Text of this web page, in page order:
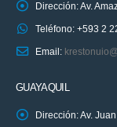
Dirección: Av.
Teléfono: +593 2
Email:
GUAYAQUIL
Dirección: Av.